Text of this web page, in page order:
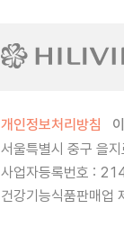
개인정보처리방침
서울특별시 중구 을
사업자등록번호 :
건강기능식품판매